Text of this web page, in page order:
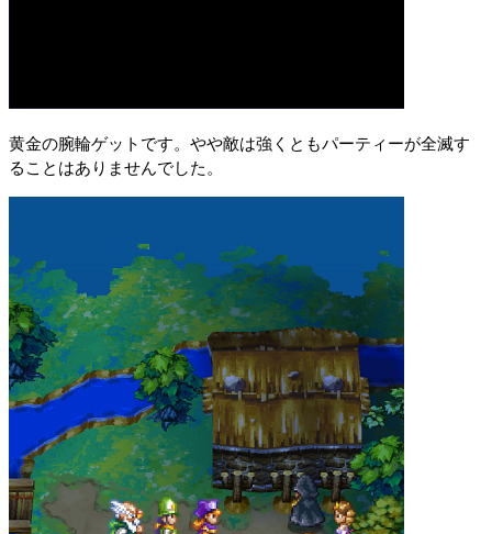
黄金の腕輪ゲットです。やや敵は強くともパーティーが全滅す
ることはありませんでした。